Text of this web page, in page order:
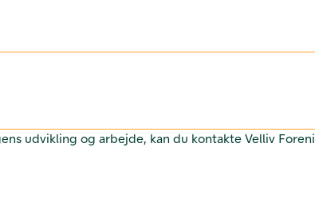
udvikling og arbejde, kan du kontakte Velliv